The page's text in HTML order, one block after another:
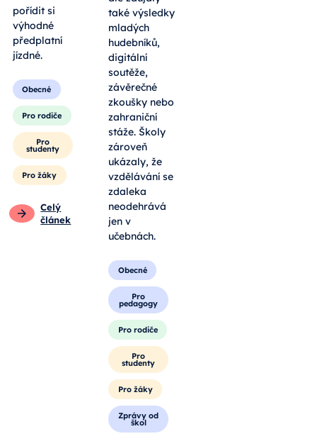
pořídit si
výhodné
předplatní
jízdné.
Obecné
Pro rodiče
Pro
studenty
Pro žáky
Celý
článek
také výsledky
mladých
hudebníků,
digitální
soutěže,
závěrečné
zkoušky nebo
zahraniční
stáže. Školy
zároveň
ukázaly, že
vzdělávání se
zdaleka
neodehrává
jen v
učebnách.
Obecné
Pro
pedagogy
Pro rodiče
Pro
studenty
Pro žáky
Zprávy od
škol